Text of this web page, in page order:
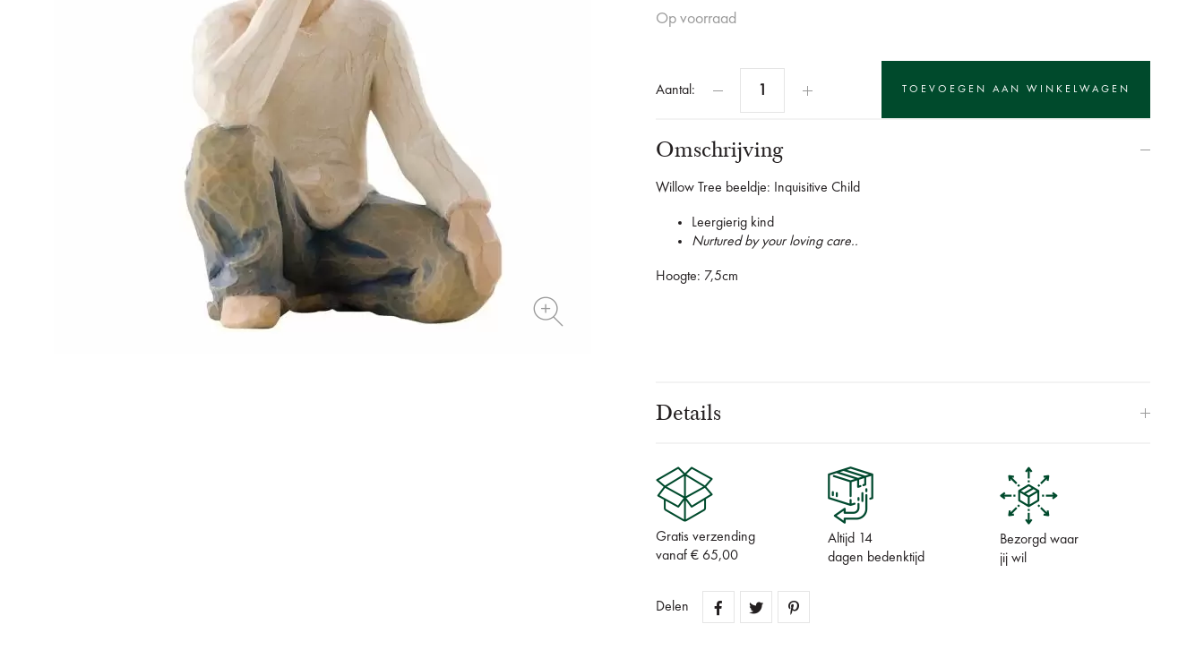
Op voorraad
Aantal:
Omschrijving
Willow Tree beeldje: Inquisitive Child
Leergierig kind
Nurtured by your loving care..
Hoogte: 7,5cm
Details
Gratis verzending
vanaf € 65,00
Altijd 14
dagen bedenktijd
Bezorgd waar
jij wil
Delen